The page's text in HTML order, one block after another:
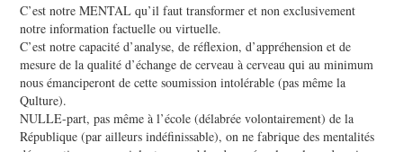
C’est notre MENTAL qu’il faut transformer et non exclusivement
notre information factuelle ou virtuelle.
C’est notre capacité d’analyse, de réflexion, d’appréhension et de
mesure de la qualité d’échange de cerveau à cerveau qui au minimum
nous émanciperont de cette soumission intolérable (pas même la
Qulture).
NULLE-part, pas même à l’école (délabrée volontairement) de la
République (par ailleurs indéfinissable), on ne fabrique des mentalités